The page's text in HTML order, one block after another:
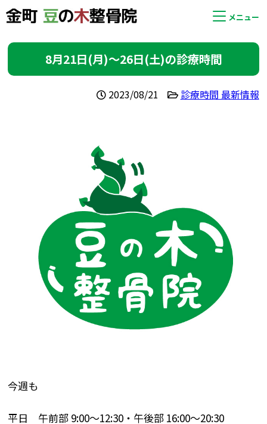
メニュー
8月21日(月)〜26日(土)の診療時間
2023/08/21 診療時間 最新情報
今週も
平日 午前部 9:00～12:30 ・午後部 16:00～20:30